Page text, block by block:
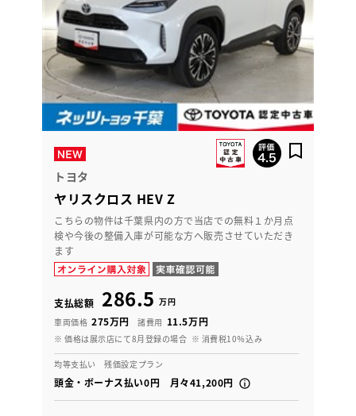
トヨタ
ヤリスクロス HEV Z
こちらの物件は千葉県内の方で当店での無料１か月点
検や今後の整備入庫が可能な方へ販売させていただき
ます
支払総額 286.5 万円
車両価格 275万円 諸費用 11.5万円
※ 価格は展示店にて8月登録の場合 ※ 消費税10％込み
均等支払い 残価設定プラン
頭金・ボーナス払い0円 月々41,200円